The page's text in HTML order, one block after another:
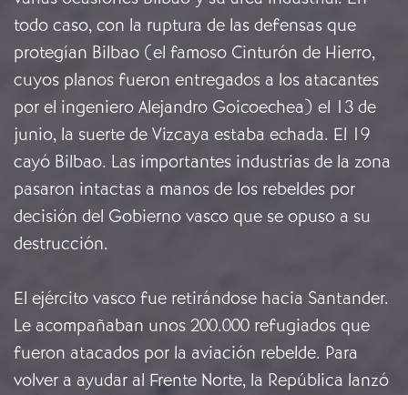
todo caso, con la ruptura de las defensas que
protegían Bilbao (el famoso Cinturón de Hierro,
cuyos planos fueron entregados a los atacantes
por el ingeniero Alejandro Goicoechea) el 13 de
junio, la suerte de Vizcaya estaba echada. El 19
cayó Bilbao. Las importantes industrias de la zona
pasaron intactas a manos de los rebeldes por
decisión del Gobierno vasco que se opuso a su
destrucción.
El ejército vasco fue retirándose hacia Santander.
Le acompañaban unos 200.000 refugiados que
fueron atacados por la aviación rebelde. Para
volver a ayudar al Frente Norte, la República lanzó